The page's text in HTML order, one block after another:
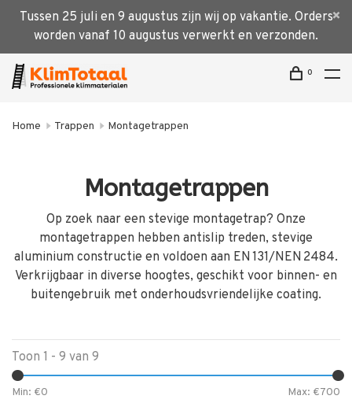
Tussen 25 juli en 9 augustus zijn wij op vakantie. Orders
worden vanaf 10 augustus verwerkt en verzonden.
0
Home Trappen Montagetrappen
Montagetrappen
Op zoek naar een stevige montagetrap? Onze
montagetrappen hebben antislip treden, stevige
aluminium constructie en voldoen aan EN 131/NEN 2484.
Verkrijgbaar in diverse hoogtes, geschikt voor binnen- en
buitengebruik met onderhoudsvriendelijke coating.
Toon 1 - 9 van 9
Min: €0 Max: €700